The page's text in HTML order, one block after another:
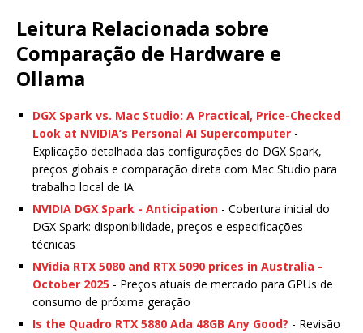
Leitura Relacionada sobre
Comparação de Hardware e
Ollama
DGX Spark vs. Mac Studio: A Practical, Price-Checked
Look at NVIDIA’s Personal AI Supercomputer -
Explicação detalhada das configurações do DGX Spark,
preços globais e comparação direta com Mac Studio para
trabalho local de IA
NVIDIA DGX Spark - Anticipation - Cobertura inicial do
DGX Spark: disponibilidade, preços e especificações
técnicas
NVidia RTX 5080 and RTX 5090 prices in Australia -
October 2025 - Preços atuais de mercado para GPUs de
consumo de próxima geração
Is the Quadro RTX 5880 Ada 48GB Any Good? - Revisão